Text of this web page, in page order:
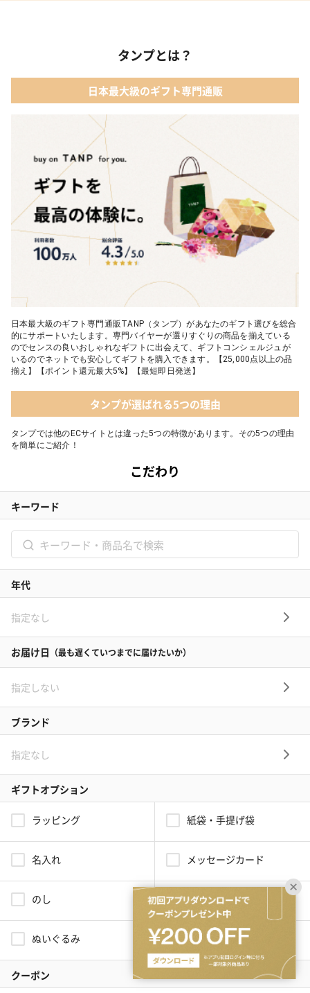
タンプとは？
日本最大級のギフト専門通販
日本最大級のギフト専門通販TANP（タンプ）があなたのギフト選びを総合
的にサポートいたします。専門バイヤーが選りすぐりの商品を揃えている
のでセンスの良いおしゃれなギフトに出会えて、ギフトコンシェルジュが
いるのでネットでも安心してギフトを購入できます。【25,000点以上の品
揃え】【ポイント還元最大5%】【最短即日発送】
タンプが選ばれる5つの理由
タンプでは他のECサイトとは違った5つの特徴があります。その5つの理由
を簡単にご紹介！
充実の品揃えとタンプ限定セットが豊富
他の店やネットでは買えない、各メーカーがこだわり抜いた商品を数多
プがぴったりの商品を提案いたします。シーン毎に適切なタンプ限定セ
ットも数多く豊富です！
にデコレーションさせていただきます。ラッピングからお花の同梱、メ
ッセージカード、のしまで対応！
最短翌日お届け
名入れや豊富なラッピング、そのまま渡せる完璧な装飾を たくさん選
択しても最短で翌日にお届けが可能です。「今日買って、明日届く」。